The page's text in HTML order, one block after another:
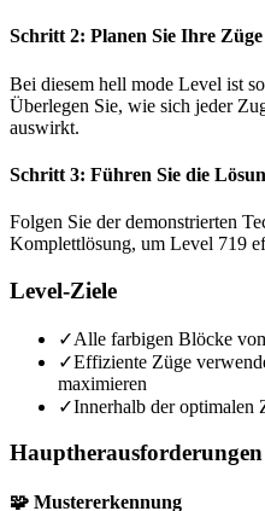
Schritt 2: Planen Sie Ihre Züge
Bei diesem hell mode Level ist
Überlegen Sie, wie sich jeder
auswirkt.
Schritt 3: Führen Sie die
Folgen Sie der demonstrierten
Komplettlösung, um Level 719
Level-Ziele
✓Alle farbigen Blöcke
✓Effiziente Züge
maximieren
✓Innerhalb der optimalen
🧩 Mustererkennung